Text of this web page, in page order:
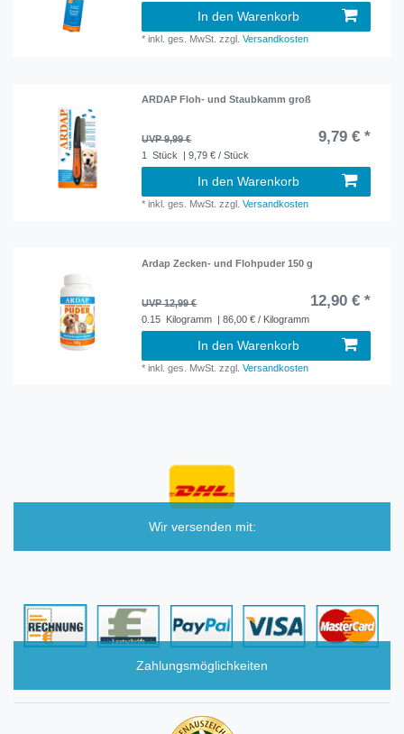
In den Warenkorb
*inkl. ges. MwSt. zzgl.Versandkosten
ARDAP Floh- und Staubkamm groß
UVP 9,99 € 9,79 € *
1 Stück | 9,79 € / Stück
In den Warenkorb
*inkl. ges. MwSt. zzgl.Versandkosten
Ardap Zecken- und Flohpuder 150 g
UVP 12,99 € 12,90 € *
0.15 Kilogramm | 86,00 € / Kilogramm
In den Warenkorb
*inkl. ges. MwSt. zzgl.Versandkosten
Wir versenden mit:
Zahlungsmöglichkeiten